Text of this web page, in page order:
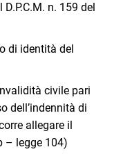
n. 159 del
di identità del
civile pari
dell’indennità di
allegare il
– legge 104)